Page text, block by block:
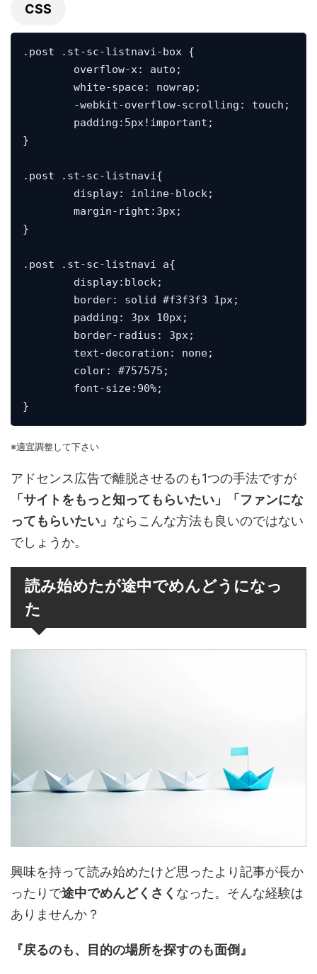
CSS
.post .st-sc-listnavi-box {
}
.post .st-sc-listnavi{
}
.post .st-sc-listnavi a{
}
※適宜調整して下さい
アドセンス広告で離脱させるのも1つの手法ですが
「サイトをもっと知ってもらいたい」「ファンにな
ってもらいたい」 ならこんな方法も良いのではない
でしょうか。
読み始めたが途中でめんどうになっ
た
興味を持って読み始めたけど思ったより記事が長か
ったりで途中でめんどくさく なった。そんな経験は
ありませんか？
『戻るのも、目的の場所を探すのも面倒』